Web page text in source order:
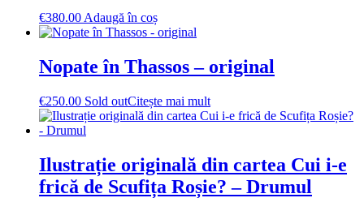
€380.00 Adaugă în coș
Nopate în Thassos – original
€250.00 Sold outCitește mai mult
Ilustrație originală din cartea Cui i-e
frică de Scufița Roșie? – Drumul